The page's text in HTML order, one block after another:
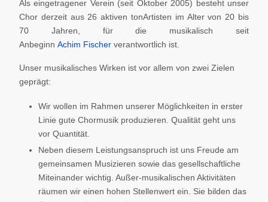
Als eingetragener Verein (seit Oktober 2005) besteht unser
Chor derzeit aus 26 aktiven tonArtisten im Alter von 20 bis
70 Jahren, für die musikalisch seit
Anbeginn Achim Fischer verantwortlich ist.
Unser musikalisches Wirken ist vor allem von zwei Zielen
geprägt:
Wir wollen im Rahmen unserer Möglichkeiten in erster
Linie gute Chormusik produzieren. Qualität geht uns
vor Quantität.
Neben diesem Leistungsanspruch ist uns Freude am
gemeinsamen Musizieren sowie das gesellschaftliche
Miteinander wichtig. Außer-musikalischen Aktivitäten
räumen wir einen hohen Stellenwert ein. Sie bilden das